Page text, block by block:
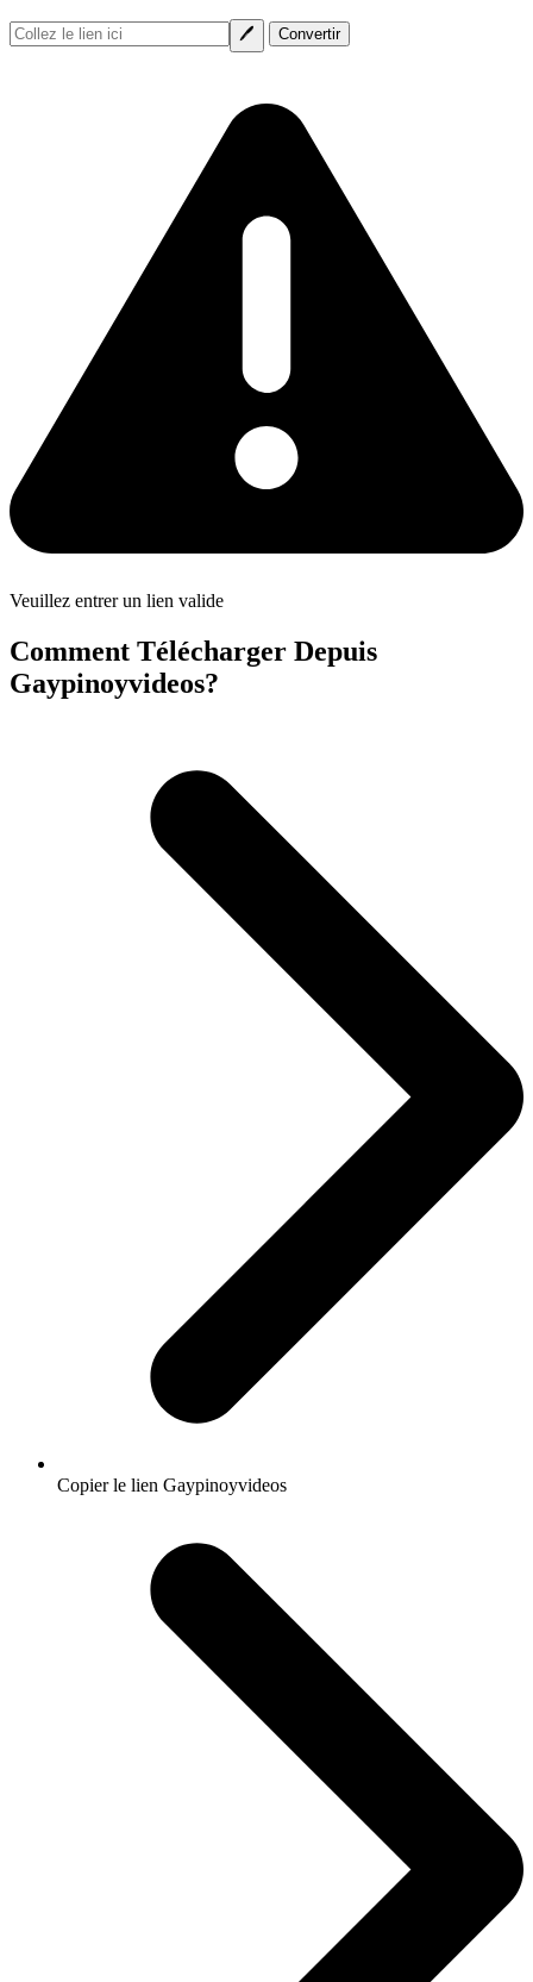
Veuillez entrer un lien valide
Comment Télécharger Depuis
Gaypinoyvideos?
Copier le lien Gaypinoyvideos